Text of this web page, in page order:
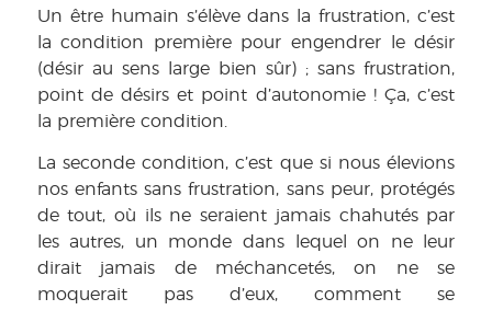
Un être humain s’élève dans la frustration, c’est
la condition première pour engendrer le désir
(désir au sens large bien sûr) ; sans frustration,
point de désirs et point d’autonomie ! Ça, c’est
la première condition.
La seconde condition, c’est que si nous élevions
nos enfants sans frustration, sans peur, protégés
de tout, où ils ne seraient jamais chahutés par
les autres, un monde dans lequel on ne leur
dirait jamais de méchancetés, on ne se
moquerait pas d’eux, comment se